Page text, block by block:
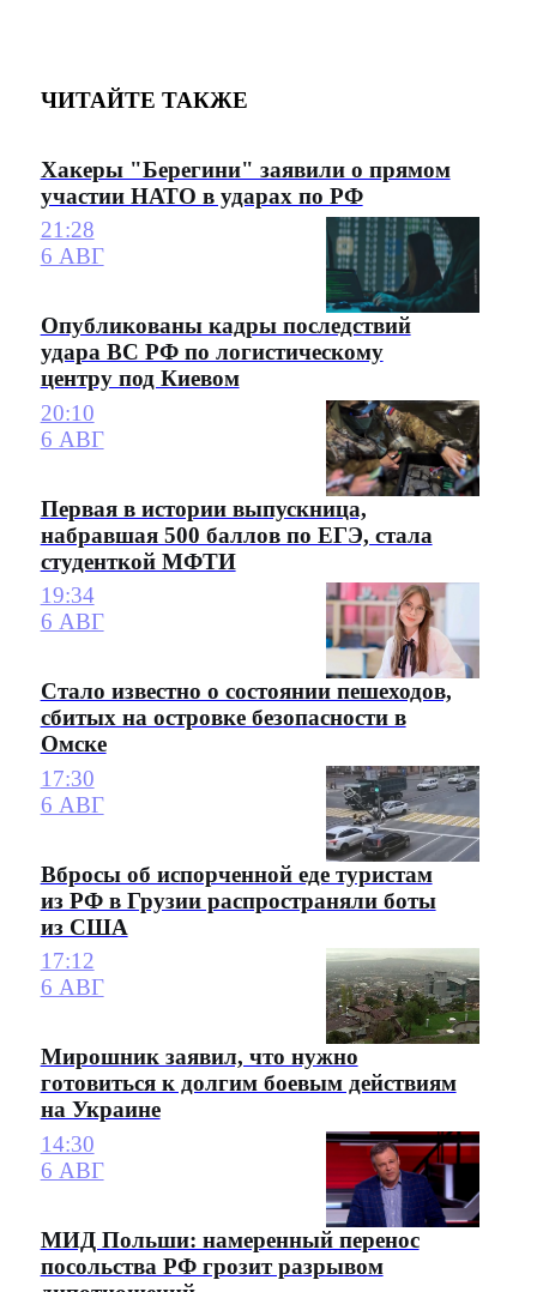
ЧИТАЙТЕ ТАКЖЕ
Хакеры "Берегини" заявили о прямом
участии НАТО в ударах по РФ
21:28
6 АВГ
Опубликованы кадры последствий
удара ВС РФ по логистическому
центру под Киевом
20:10
6 АВГ
Первая в истории выпускница,
набравшая 500 баллов по ЕГЭ, стала
студенткой МФТИ
19:34
6 АВГ
Стало известно о состоянии пешеходов,
сбитых на островке безопасности в
Омске
17:30
6 АВГ
Вбросы об испорченной еде туристам
из РФ в Грузии распространяли боты
из США
17:12
6 АВГ
Мирошник заявил, что нужно
готовиться к долгим боевым действиям
на Украине
14:30
6 АВГ
МИД Польши: намеренный перенос
посольства РФ грозит разрывом